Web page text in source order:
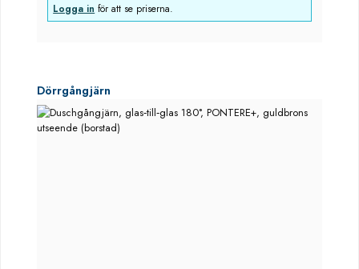
Logga in för att se priserna.
Hoppa över produktgalleri
Dörrgångjärn